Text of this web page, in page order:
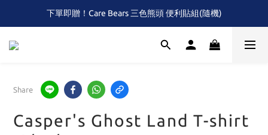
全館滿$2,000 免運 (限本島)
下單即贈！Care Bears 三色熊頭 便利貼組(隨機)
首次！！滿額再送Care Baears 山海渡假小熊盲包
Share
Casper's Ghost Land T-shirt